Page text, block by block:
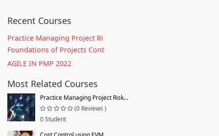
Recent Courses
Practice Managing Project Ri
Foundations of Projects Cont
AGILE IN PMP 2022
Most Related Courses
Practice Managing Project Risk...
(0 Reviews )
0 Student